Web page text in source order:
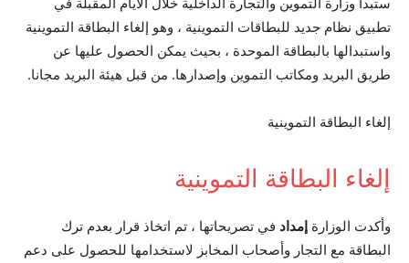
تطبيق نظام جديد للبطاقات التموينية ، وهو إلغاء البطاقة التموينية
واستبدالها بالبطاقة الموحدة ، بحيث يمكن الحصول عليها عن
طريق البريد ومكاتب التموين وإصدارها. من قبل هيئة البريد مجانا.
إلغاء البطاقة التموينية
إلغاء البطاقة التموينية
وأكدت الوزارة إمداد في تصريحاتها ، تم اتخاذ قرار بعدم ترك
البطاقة مع التجار وأصحاب المخابز لاستخدامها للحصول على دعم